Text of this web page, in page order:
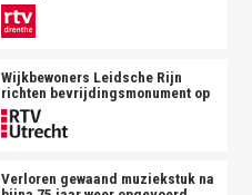
Wijkbewoners Leidsche Rijn
richten bevrijdingsmonument op
Verloren gewaand muziekstuk na